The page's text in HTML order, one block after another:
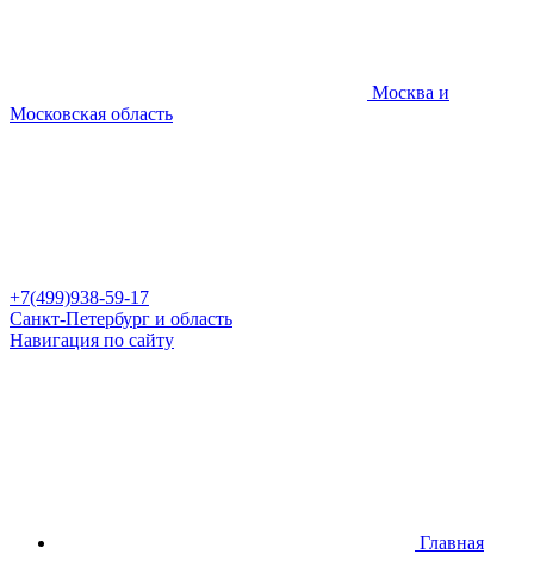
Москва и
Московская область
+7(499)938-59-17
Санкт-Петербург и область
Навигация по сайту
Главная